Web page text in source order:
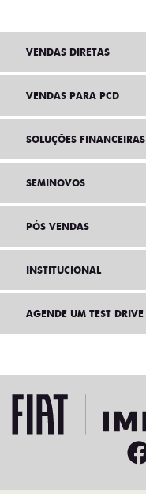
VENDAS DIRETAS
VENDAS PARA PCD
SOLUÇÕES FINANCEIRAS
SEMINOVOS
PÓS VENDAS
INSTITUCIONAL
AGENDE UM TEST DRIVE